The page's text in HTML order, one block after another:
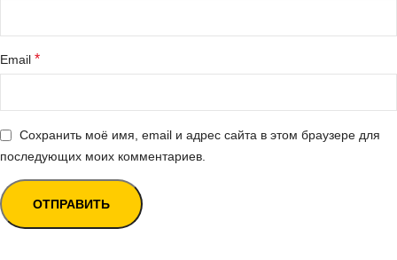
Email *
Сохранить моё имя, email и адрес сайта в этом браузере для
последующих моих комментариев.